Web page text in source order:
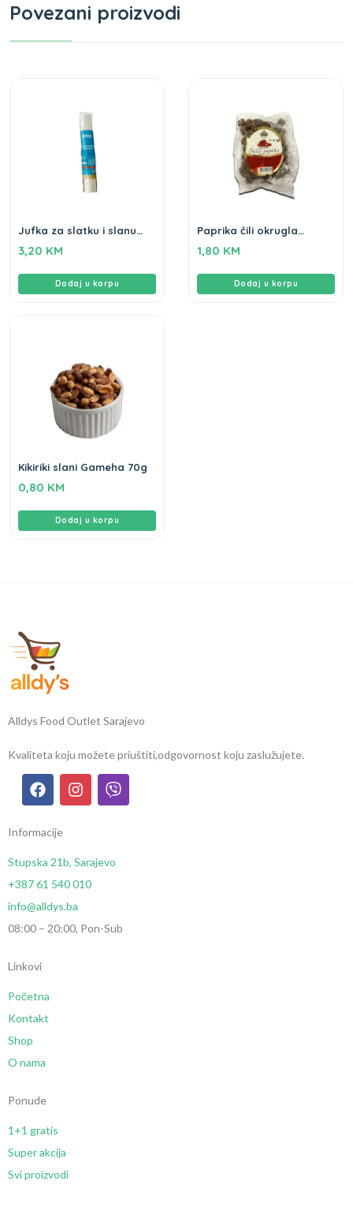
Povezani proizvodi
Jufka za slatku i slanu
3,20 KM
Dodaj u korpu
Paprika čili okrugla
1,80 KM
Dodaj u korpu
Kikiriki slani Gameha 70g
0,80 KM
Dodaj u korpu
Alldys Food Outlet Sarajevo
Kvaliteta koju možete priuštiti,odgovornost koju zaslužujete.
Informacije
Stupska 21b, Sarajevo
+387 61 540 010
info@alldys.ba
08:00 – 20:00, Pon-Sub
Linkovi
Početna
Kontakt
Shop
O nama
Ponude
1+1 gratis
Super akcija
Svi proizvodi